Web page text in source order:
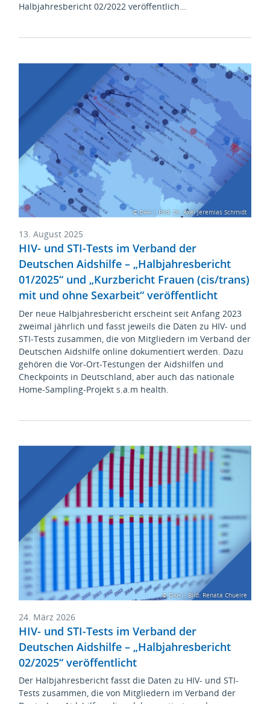
Halbjahresbericht 02/2022 veröffentlich…
© DAH | Bild: Dr. Axel Jeremias Schmidt
13. August 2025
HIV- und STI-Tests im Verband der
Deutschen Aidshilfe – „Halbjahresbericht
01/2025“ und „Kurzbericht Frauen (cis/trans)
mit und ohne Sexarbeit“ veröffentlicht
Der neue Halbjahresbericht erscheint seit Anfang 2023
zweimal jährlich und fasst jeweils die Daten zu HIV- und
STI-Tests zusammen, die von Mitgliedern im Verband der
Deutschen Aidshilfe online dokumentiert werden. Dazu
gehören die Vor-Ort-Testungen der Aidshilfen und
Checkpoints in Deutschland, aber auch das nationale
Home-Sampling-Projekt s.a.m health.
© DAH | Bild: Renata Chueire
24. März 2026
HIV- und STI-Tests im Verband der
Deutschen Aidshilfe – „Halbjahresbericht
02/2025“ veröffentlicht
Der Halbjahresbericht fasst die Daten zu HIV- und STI-
Tests zusammen, die von Mitgliedern im Verband der